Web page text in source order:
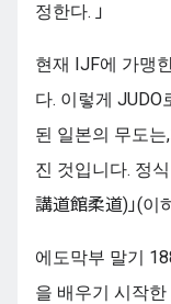
정한다. 」
현재 IJF에 가맹
다. 이렇게
된 일본의 무도
진 것입니다. 정
講道館柔道)」(이
에도막부 말기
을 배우기 시작